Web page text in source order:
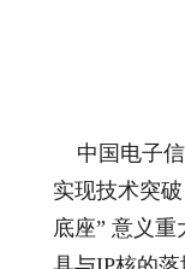
中国电子信
实现技术突
底座” 意义